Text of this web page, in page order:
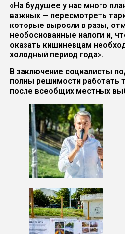
«На будущее у нас много
важных — пересмотреть
которые выросли в разы,
необоснованные налоги и,
оказать кишиневцам
холодный период года».
В заключение социалисты
полны решимости работать
после всеобщих местных